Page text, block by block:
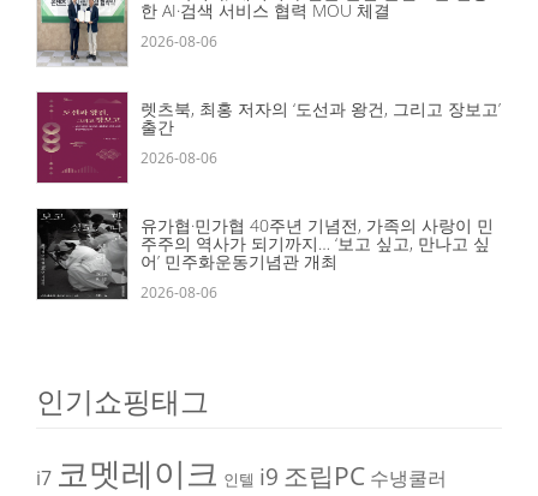
한 AI·검색 서비스 협력 MOU 체결
2026-08-06
렛츠북, 최홍 저자의 ‘도선과 왕건, 그리고 장보고’
출간
2026-08-06
유가협·민가협 40주년 기념전, 가족의 사랑이 민
주주의 역사가 되기까지… ‘보고 싶고, 만나고 싶
어’ 민주화운동기념관 개최
2026-08-06
인기쇼핑태그
i7 코멧레이크 인텔 i9 조립PC 수냉쿨러